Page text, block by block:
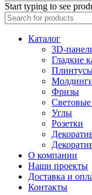
Start typing to see
Каталог
3D-
Гладкие
Фризы
Углы
Розетки
О компании
Наши проекты
Доставка и
Контакты